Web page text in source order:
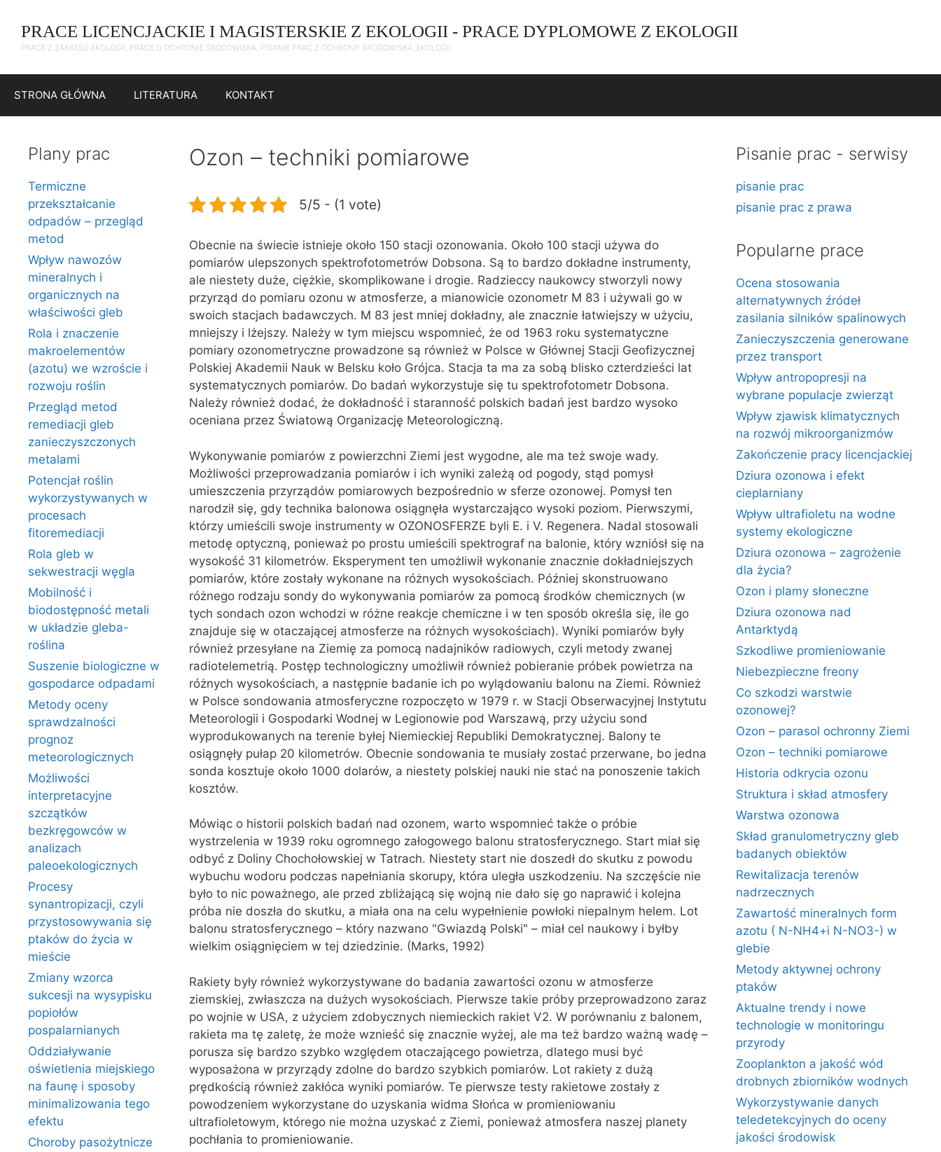
treści
PRACE LICENCJACKIE I MAGISTERSKIE Z EKOLOGII - PRACE DYPLOMOWE Z EKOLOGII
PRACE Z ZAKRESU EKOLOGII, PRACE O OCHRONIE ŚRODOWISKA, PISANIE PRAC Z OCHRONY ŚRODOWISKA, EKOLOGII
STRONA GŁÓWNA LITERATURA KONTAKT
Ozon – techniki pomiarowe
5/5 - (1 vote)
Obecnie na świecie istnieje około 150 stacji ozonowania. Około 100 stacji używa do
pomiarów ulepszonych spektrofotometrów Dobsona. Są to bardzo dokładne instrumenty,
ale niestety duże, ciężkie, skomplikowane i drogie. Radzieccy naukowcy stworzyli nowy
przyrząd do pomiaru ozonu w atmosferze, a mianowicie ozonometr M 83 i używali go w
swoich stacjach badawczych. M 83 jest mniej dokładny, ale znacznie łatwiejszy w użyciu,
mniejszy i lżejszy. Należy w tym miejscu wspomnieć, że od 1963 roku systematyczne
pomiary ozonometryczne prowadzone są również w Polsce w Głównej Stacji Geofizycznej
Polskiej Akademii Nauk w Belsku koło Grójca. Stacja ta ma za sobą blisko czterdzieści lat
systematycznych pomiarów. Do badań wykorzystuje się tu spektrofotometr Dobsona.
Należy również dodać, że dokładność i staranność polskich badań jest bardzo wysoko
oceniana przez Światową Organizację Meteorologiczną.
Wykonywanie pomiarów z powierzchni Ziemi jest wygodne, ale ma też swoje wady.
Możliwości przeprowadzania pomiarów i ich wyniki zależą od pogody, stąd pomysł
umieszczenia przyrządów pomiarowych bezpośrednio w sferze ozonowej. Pomysł ten
narodził się, gdy technika balonowa osiągnęła wystarczająco wysoki poziom. Pierwszymi,
którzy umieścili swoje instrumenty w OZONOSFERZE byli E. i V. Regenera. Nadal stosowali
metodę optyczną, ponieważ po prostu umieścili spektrograf na balonie, który wzniósł się na
wysokość 31 kilometrów. Eksperyment ten umożliwił wykonanie znacznie dokładniejszych
pomiarów, które zostały wykonane na różnych wysokościach. Później skonstruowano
różnego rodzaju sondy do wykonywania pomiarów za pomocą środków chemicznych (w
tych sondach ozon wchodzi w różne reakcje chemiczne i w ten sposób określa się, ile go
znajduje się w otaczającej atmosferze na różnych wysokościach). Wyniki pomiarów były
również przesyłane na Ziemię za pomocą nadajników radiowych, czyli metody zwanej
radiotelemetrią. Postęp technologiczny umożliwił również pobieranie próbek powietrza na
różnych wysokościach, a następnie badanie ich po wylądowaniu balonu na Ziemi. Również
w Polsce sondowania atmosferyczne rozpoczęto w 1979 r. w Stacji Obserwacyjnej Instytutu
Meteorologii i Gospodarki Wodnej w Legionowie pod Warszawą, przy użyciu sond
wyprodukowanych na terenie byłej Niemieckiej Republiki Demokratycznej. Balony te
osiągnęły pułap 20 kilometrów. Obecnie sondowania te musiały zostać przerwane, bo jedna
sonda kosztuje około 1000 dolarów, a niestety polskiej nauki nie stać na ponoszenie takich
kosztów.
Mówiąc o historii polskich badań nad ozonem, warto wspomnieć także o próbie
wystrzelenia w 1939 roku ogromnego załogowego balonu stratosferycznego. Start miał się
odbyć z Doliny Chochołowskiej w Tatrach. Niestety start nie doszedł do skutku z powodu
wybuchu wodoru podczas napełniania skorupy, która uległa uszkodzeniu. Na szczęście nie
było to nic poważnego, ale przed zbliżającą się wojną nie dało się go naprawić i kolejna
próba nie doszła do skutku, a miała ona na celu wypełnienie powłoki niepalnym helem. Lot
balonu stratosferycznego – który nazwano "Gwiazdą Polski" – miał cel naukowy i byłby
wielkim osiągnięciem w tej dziedzinie. (Marks, 1992)
Rakiety były również wykorzystywane do badania zawartości ozonu w atmosferze
ziemskiej, zwłaszcza na dużych wysokościach. Pierwsze takie próby przeprowadzono zaraz
po wojnie w USA, z użyciem zdobycznych niemieckich rakiet V2. W porównaniu z balonem,
rakieta ma tę zaletę, że może wznieść się znacznie wyżej, ale ma też bardzo ważną wadę –
porusza się bardzo szybko względem otaczającego powietrza, dlatego musi być
wyposażona w przyrządy zdolne do bardzo szybkich pomiarów. Lot rakiety z dużą
prędkością również zakłóca wyniki pomiarów. Te pierwsze testy rakietowe zostały z
powodzeniem wykorzystane do uzyskania widma Słońca w promieniowaniu
ultrafioletowym, którego nie można uzyskać z Ziemi, ponieważ atmosfera naszej planety
pochłania to promieniowanie.
Plany prac
Termiczne
przekształcanie
odpadów – przegląd
metod
Wpływ nawozów
mineralnych i
organicznych na
właściwości gleb
Rola i znaczenie
makroelementów
(azotu) we wzroście i
rozwoju roślin
Przegląd metod
remediacji gleb
zanieczyszczonych
metalami
Potencjał roślin
wykorzystywanych w
procesach
fitoremediacji
Rola gleb w
sekwestracji węgla
Mobilność i
biodostępność metali
w układzie gleba-
roślina
Suszenie biologiczne w
gospodarce odpadami
Metody oceny
sprawdzalności
prognoz
meteorologicznych
Możliwości
interpretacyjne
szczątków
bezkręgowców w
analizach
paleoekologicznych
Procesy
synantropizacji, czyli
przystosowywania się
ptaków do życia w
mieście
Zmiany wzorca
sukcesji na wysypisku
popiołów
pospalarnianych
Oddziaływanie
oświetlenia miejskiego
na faunę i sposoby
minimalizowania tego
efektu
Choroby pasożytnicze
Pisanie prac - serwisy
pisanie prac
pisanie prac z prawa
Popularne prace
Ocena stosowania
alternatywnych źródeł
zasilania silników spalinowych
Zanieczyszczenia generowane
przez transport
Wpływ antropopresji na
wybrane populacje zwierząt
Wpływ zjawisk klimatycznych
na rozwój mikroorganizmów
Zakończenie pracy licencjackiej
Dziura ozonowa i efekt
cieplarniany
Wpływ ultrafioletu na wodne
systemy ekologiczne
Dziura ozonowa – zagrożenie
dla życia?
Ozon i plamy słoneczne
Dziura ozonowa nad
Antarktydą
Szkodliwe promieniowanie
Niebezpieczne freony
Co szkodzi warstwie
ozonowej?
Ozon – parasol ochronny Ziemi
Ozon – techniki pomiarowe
Historia odkrycia ozonu
Struktura i skład atmosfery
Warstwa ozonowa
Skład granulometryczny gleb
badanych obiektów
Rewitalizacja terenów
nadrzecznych
Zawartość mineralnych form
azotu ( N-NH4+i N-NO3-) w
glebie
Metody aktywnej ochrony
ptaków
Aktualne trendy i nowe
technologie w monitoringu
przyrody
Zooplankton a jakość wód
drobnych zbiorników wodnych
Wykorzystywanie danych
teledetekcyjnych do oceny
jakości środowisk